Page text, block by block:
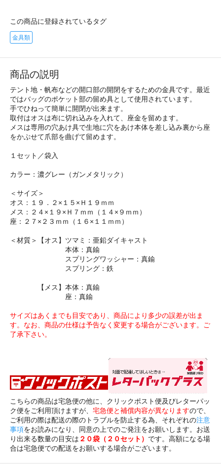
この商品に登録されているタグ
金具類
商品の説明
テント地・帆布などの開口部の開閉をするための金具です。最近
ではバッグのポケット部の留め具として使用されています。
手でひねって簡単に開閉が出来ます。
取付はオスは布に切れ込みを入れて、座金を留めます。
メスは専用の穴あけ具で生地に穴をあけ本体を差し込み裏から座
をかぶせて爪部を曲げて留めます。
１セット／袋入
カラー：濃グレー（ガンメタリック）
＜サイズ＞
オス：１９．２×１５×Ｈ１９ｍｍ
メス：２４×１９×Ｈ７ｍｍ（１４×９ｍｍ）
座：２７×２３ｍｍ（１６×１１ｍｍ）
＜材質＞【オス】ツマミ：亜鉛ダイキャスト
本体：真鍮
スプリングワッシャー：真鍮
スプリング：鉄
【メス】本体：真鍮
座：真鍮
サイズはあくまでも目安であり、商品により多少の誤差が出ま
す。なお、商品の仕様は予告なく変更する場合がございます。ご
了承下さい。
こちらの商品は宅急便の他に、クリックポスト便及びレターパッ
ク便をご利用頂けますが、 宅急便と補償内容が異なりますので、
ご利用の際は配送の際のトラブルを防止する為、それぞれの注意
事項をお読みになり、同意の上でのご発注をお願いします。お送
り出来る数量の目安は ２０袋（２０セット） です。高額になる場
合は宅急便での配送をお願いする場合がございます。